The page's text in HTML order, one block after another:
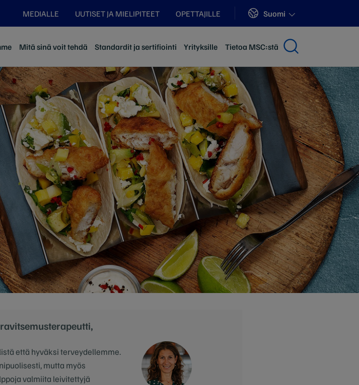
MEDIALLE UUTISET JA MIELIPITEET OPETTAJILLE Sites
Suomi
Mitä sinä voit tehdä Standardit ja sertifiointi Yrityksille Tietoa MSC:stä
että hyväksi terveydellemme.
mutta myös
valmiita leivitettyjä